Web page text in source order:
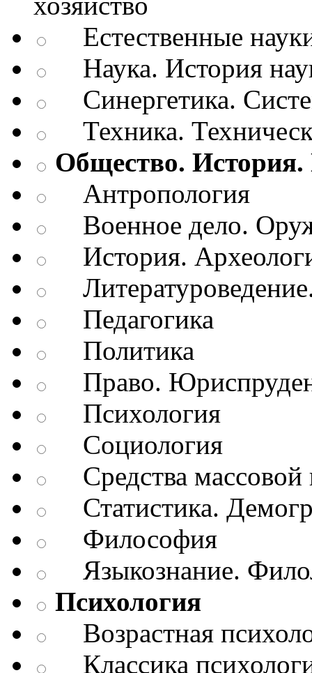
Естественные
Наука. История
Синергетика.
Техника.
Общество.
Антропология
Военное дело.
История.
Педагогика
Политика
Право.
Психология
Социология
Средства
Статистика.
Философия
Языкознание.
Психология
Возрастная
Классика